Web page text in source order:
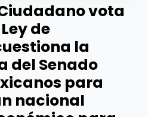
vota
de
la
del Senado
para
nacional